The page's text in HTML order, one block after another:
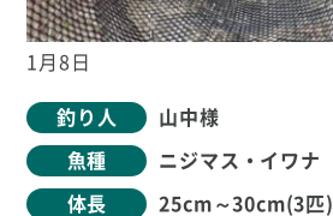
1月8日
釣り人 山中様
魚種 ニジマス・イワナ
体長 25cm～30cm(3匹)